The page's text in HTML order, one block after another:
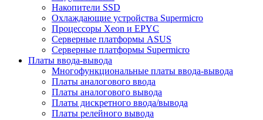
Накопители SSD
Охлаждающие устройства Supermicro
Процессоры Xeon и EPYC
Серверные платформы ASUS
Серверные платформы Supermicro
Платы ввода-вывода
Многофункциональные платы ввода-вывода
Платы аналогового ввода
Платы аналогового вывода
Платы дискретного ввода/вывода
Платы релейного вывода